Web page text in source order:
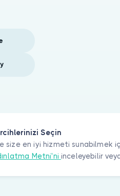
Seçin
size en iyi hizmeti sunabilmek
Metni'ni inceleyebilir
Teknoloji A.Ş. Tüm hakları